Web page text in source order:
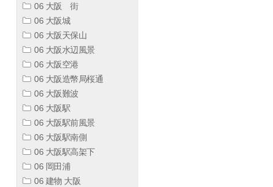
06 大阪 街
06 大阪城
06 大阪天保山
06 大阪水辺風景
06 大阪空港
06 大阪造幣局桜通
06 大阪難波
06 大阪駅
06 大阪駅前風景
06 大阪駅南側
06 大阪駅高架下
06 岡田浦
06 建物 大阪